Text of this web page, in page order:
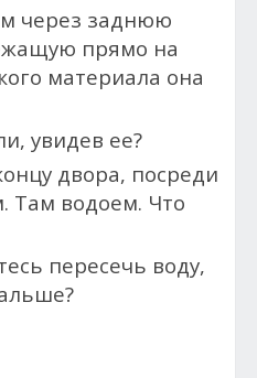
через заднюю
прямо на
материала она
увидев ее?
двора, посреди
Там водоем. Что
пересечь воду,